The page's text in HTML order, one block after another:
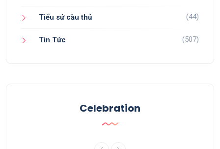
Tiểu sử cầu thủ (44)
Tin Tức (507)
Celebration